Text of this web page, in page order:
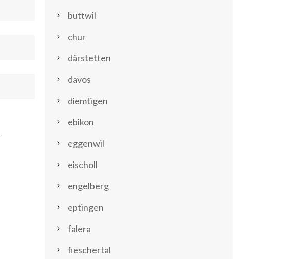
buttwil
chur
därstetten
davos
diemtigen
ebikon
eggenwil
eischoll
engelberg
eptingen
falera
fieschertal